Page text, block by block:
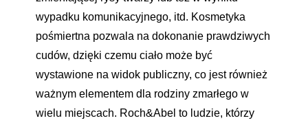
wypadku komunikacyjnego, itd. Kosmetyka
pośmiertna pozwala na dokonanie prawdziwych
cudów, dzięki czemu ciało może być
wystawione na widok publiczny, co jest również
ważnym elementem dla rodziny zmarłego w
wielu miejscach. Roch&Abel to ludzie, którzy